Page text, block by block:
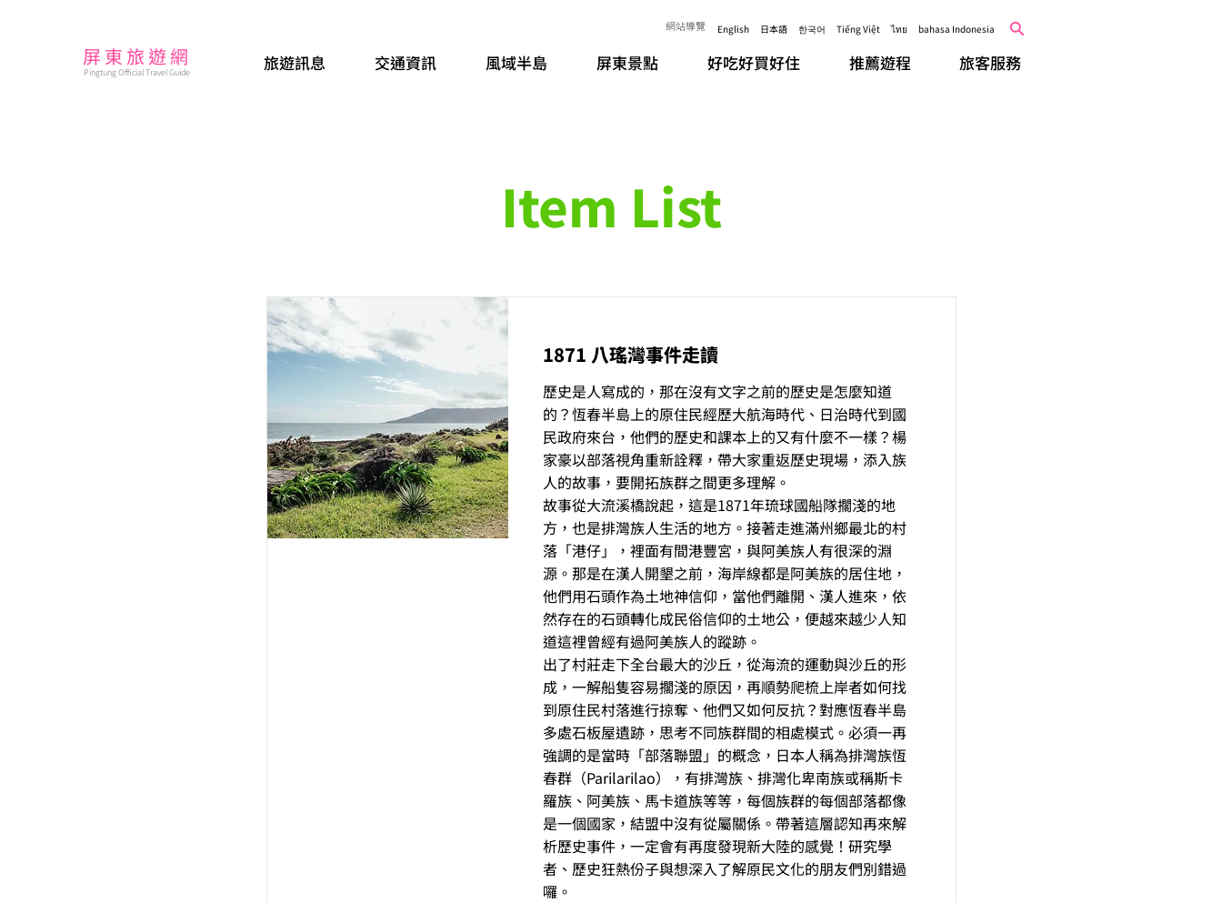
屏東旅遊網
Pingtung Official Travel Guide
網站導覽 English 日本語 한국어 Tiếng Việt ไทย bahasa Indonesia
旅遊訊息 交通資訊 風域半島 屏東景點 好吃好買好住 推薦遊程 旅客服務
Item List
1871 八瑤灣事件走讀
歷史是人寫成的，那在沒有文字之前的歷史是怎麼知道
的？恆春半島上的原住民經歷大航海時代、日治時代到國
民政府來台，他們的歷史和課本上的又有什麼不一樣？楊
家豪以部落視角重新詮釋，帶大家重返歷史現場，添入族
人的故事，要開拓族群之間更多理解。
故事從大流溪橋說起，這是1871年琉球國船隊擱淺的地
方，也是排灣族人生活的地方。接著走進滿州鄉最北的村
落「港仔」，裡面有間港豐宮，與阿美族人有很深的淵
源。那是在漢人開墾之前，海岸線都是阿美族的居住地，
他們用石頭作為土地神信仰，當他們離開、漢人進來，依
然存在的石頭轉化成民俗信仰的土地公，便越來越少人知
道這裡曾經有過阿美族人的蹤跡。
出了村莊走下全台最大的沙丘，從海流的運動與沙丘的形
成，一解船隻容易擱淺的原因，再順勢爬梳上岸者如何找
到原住民村落進行掠奪、他們又如何反抗？對應恆春半島
多處石板屋遺跡，思考不同族群間的相處模式。必須一再
強調的是當時「部落聯盟」的概念，日本人稱為排灣族恆
春群（Parilarilao），有排灣族、排灣化卑南族或稱斯卡
羅族、阿美族、馬卡道族等等，每個族群的每個部落都像
是一個國家，結盟中沒有從屬關係。帶著這層認知再來解
析歷史事件，一定會有再度發現新大陸的感覺！研究學
者、歷史狂熱份子與想深入了解原民文化的朋友們別錯過
囉。